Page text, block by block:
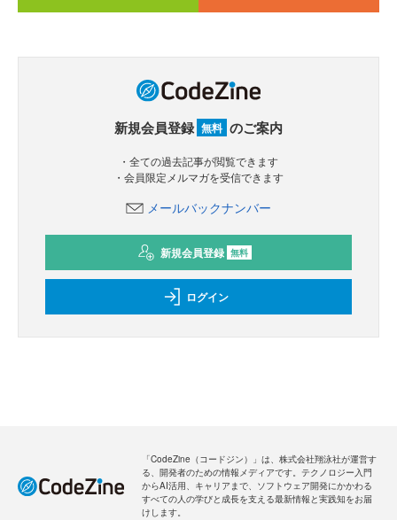
新規会員登録 無料 のご案内
・全ての過去記事が閲覧できます
・会員限定メルマガを受信できます
メールバックナンバー
新規会員登録 無料
ログイン
「CodeZine（コードジン）」は、株式会社翔泳社が運営す
る、開発者のための情報メディアです。テクノロジー入門
からAI活用、キャリアまで、ソフトウェア開発にかかわる
すべての人の学びと成長を支える最新情報と実践知をお届
けします。